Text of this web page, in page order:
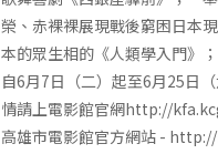
榮、赤裸裸展現戰後窮困日本
本的眾生相的《人類學入門》
自6月7日（二）起至6月25日
情請上電影館官網http://
高雄市電影館官方網站 -